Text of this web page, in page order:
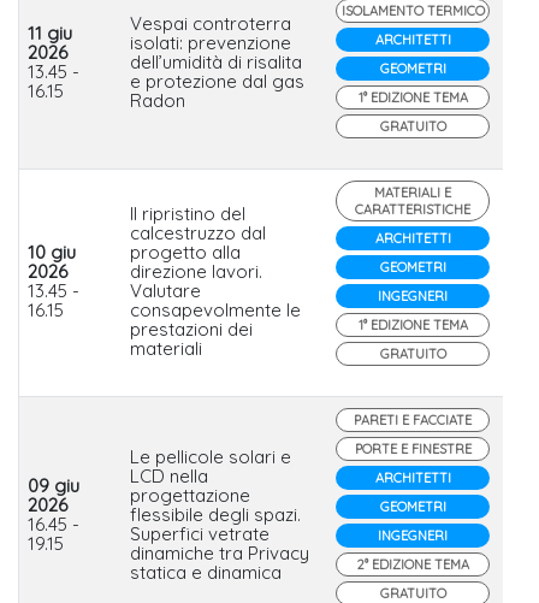
11 giu
2026
13.45 -
16.15
Vespai controterra
isolati: prevenzione
dell’umidità di risalita
e protezione dal gas
Radon
ISOLAMENTO TERMICO
ARCHITETTI
GEOMETRI
1° EDIZIONE TEMA
GRATUITO
10 giu
2026
13.45 -
16.15
Il ripristino del
calcestruzzo dal
progetto alla
direzione lavori.
Valutare
consapevolmente le
prestazioni dei
materiali
MATERIALI E
CARATTERISTICHE
ARCHITETTI
GEOMETRI
INGEGNERI
1° EDIZIONE TEMA
GRATUITO
09 giu
2026
16.45 -
19.15
Le pellicole solari e
LCD nella
progettazione
flessibile degli spazi.
Superfici vetrate
dinamiche tra Privacy
statica e dinamica
PARETI E FACCIATE
PORTE E FINESTRE
ARCHITETTI
GEOMETRI
INGEGNERI
2° EDIZIONE TEMA
GRATUITO